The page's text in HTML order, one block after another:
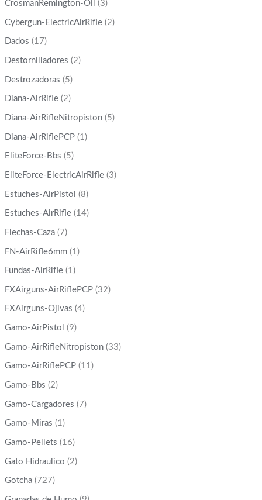
CrosmanRemington-Oil (3)
Cybergun-ElectricAirRifle (2)
Dados (17)
Destornilladores (2)
Destrozadoras (5)
Diana-AirRifle (2)
Diana-AirRifleNitropiston (5)
Diana-AirRiflePCP (1)
EliteForce-Bbs (5)
EliteForce-ElectricAirRifle (3)
Estuches-AirPistol (8)
Estuches-AirRifle (14)
Flechas-Caza (7)
FN-AirRifle6mm (1)
Fundas-AirRifle (1)
FXAirguns-AirRiflePCP (32)
FXAirguns-Ojivas (4)
Gamo-AirPistol (9)
Gamo-AirRifleNitropiston (33)
Gamo-AirRiflePCP (11)
Gamo-Bbs (2)
Gamo-Cargadores (7)
Gamo-Miras (1)
Gamo-Pellets (16)
Gato Hidraulico (2)
Gotcha (727)